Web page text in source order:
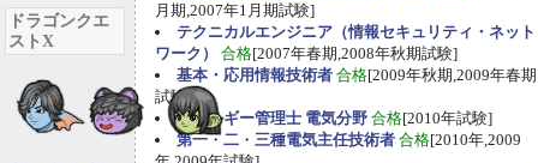
月期,2007年1月期試験]
テクニカルエンジニア（情報セキュリティ・ネット
ワーク）
合格[2007年春期,2008年秋期試験]
基本・応用情報技術者 合格[2009年秋期,2009年春期
試験]
エネルギー管理士 電気分野 合格[2010年試験]
第一・二 ・ 三種電気主任技術者 合格[2010年,2009
ドラゴンクエ
ストX